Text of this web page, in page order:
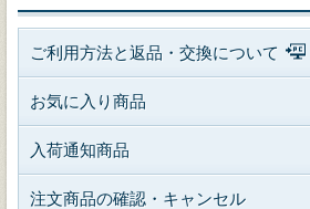
ご利用方法と返品・交換について
お気に入り商品
入荷通知商品
注文商品の確認・キャンセル